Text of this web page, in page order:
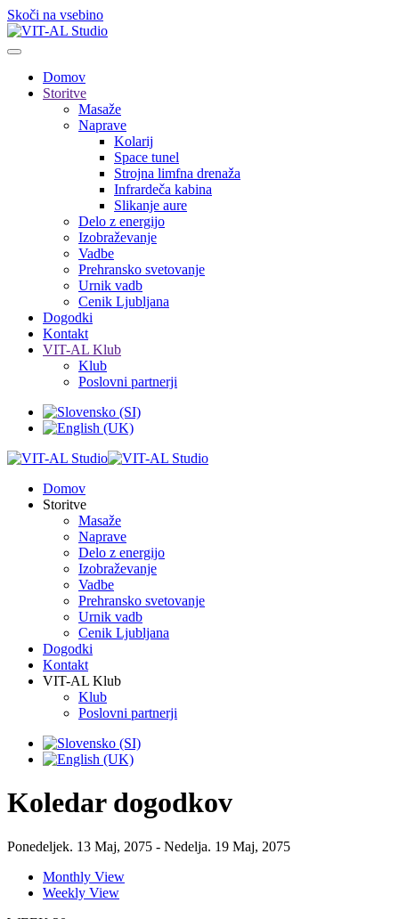
Skoči na vsebino
Domov
Storitve
Masaže
Naprave
Kolarij
Space tunel
Strojna limfna drenaža
Infrardeča kabina
Slikanje aure
Delo z energijo
Izobraževanje
Vadbe
Prehransko svetovanje
Urnik vadb
Cenik Ljubljana
Dogodki
Kontakt
VIT-AL Klub
Klub
Poslovni partnerji
Domov
Storitve
Masaže
Naprave
Delo z energijo
Izobraževanje
Vadbe
Prehransko svetovanje
Urnik vadb
Cenik Ljubljana
Dogodki
Kontakt
VIT-AL Klub
Klub
Poslovni partnerji
Koledar dogodkov
Ponedeljek. 13 Maj, 2075 - Nedelja. 19 Maj, 2075
Monthly View
Weekly View